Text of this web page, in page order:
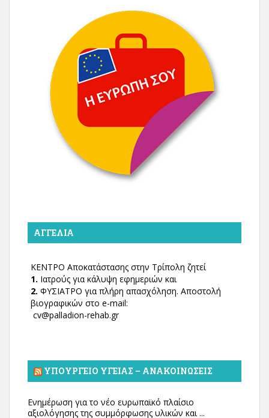
ΑΓΓΕΛΊΑ
ΚΕΝΤΡΟ Αποκατάστασης στην Τρίπολη ζητεί
1. Ιατρούς για κάλυψη εφημεριών και
2. ΦΥΣΙΑΤΡΟ για πλήρη απασχόληση. Αποστολή
βιογραφικών στο e-mail:
cv@palladion-rehab.gr
ΥΠΟΥΡΓΕΊΟ ΥΓΕΊΑΣ – ΑΝΑΚΟΙΝΏΣΕΙΣ
Ενημέρωση για το νέο ευρωπαϊκό πλαίσιο
αξιολόγησης της συμμόρφωσης υλικών και ...